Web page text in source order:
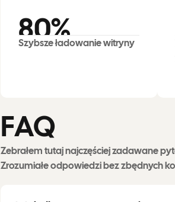
80%
Szybsze ładowanie witryny
FAQ
Zebrałem tutaj najczęściej zadawane
Zrozumiałe odpowiedzi bez zbędnych